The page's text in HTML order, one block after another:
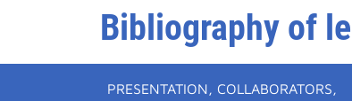
Bibliography of
PRESENTATION, COLLABORATORS,